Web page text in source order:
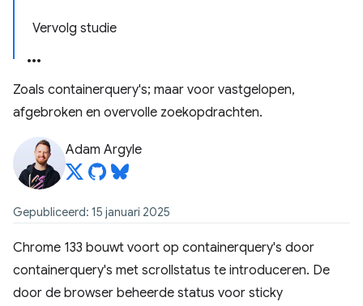
Vervolg studie
Zoals containerquery's; maar voor vastgelopen,
afgebroken en overvolle zoekopdrachten.
Adam Argyle
Gepubliceerd: 15 januari 2025
Chrome 133 bouwt voort op containerquery's door
containerquery's met scrollstatus te introduceren. De
door de browser beheerde status voor sticky